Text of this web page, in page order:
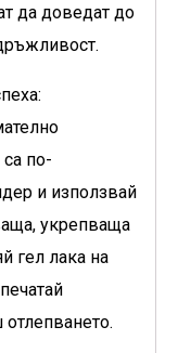
да доведат до
по-
и използвай
укрепваща
гел лака на